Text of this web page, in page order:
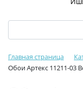
Главная страница
Обои Артекс 11211-03